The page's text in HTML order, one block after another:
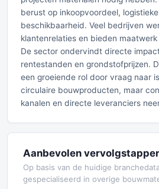
berust op inkoopvoordeel,
beschikbaarheid. Veel bedrijven
klantenrelaties en bieden
De sector ondervindt directe
rentestanden en grondstofprijzen.
een groeiende rol door vraag naar
circulaire bouwproducten, maar
kanalen en directe leveranciers
Aanbevolen
Op basis van de huidige
gespecialiseerd in overige